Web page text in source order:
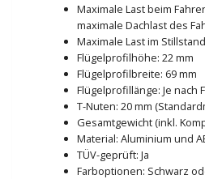
Maximale Last beim
maximale Dachlast des
Maximale Last im
Flügelprofilhöhe: 22 mm
Flügelprofilbreite: 69 mm
Flügelprofillänge: Je nach
T-Nuten: 20 mm
Gesamtgewicht (inkl.
Material: Aluminium und
TÜV-geprüft: Ja
Farboptionen: Schwarz